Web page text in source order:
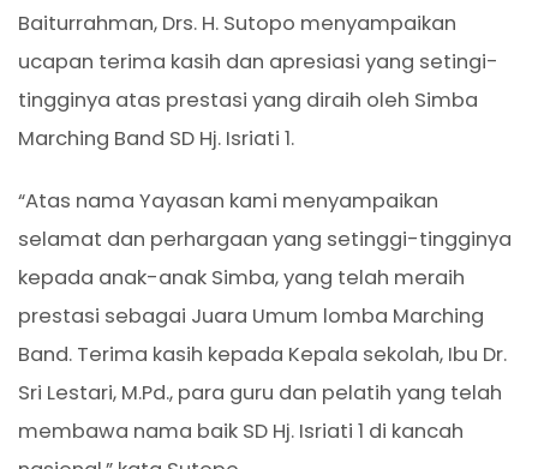
Baiturrahman, Drs. H. Sutopo menyampaikan
ucapan terima kasih dan apresiasi yang setingi-
tingginya atas prestasi yang diraih oleh Simba
Marching Band SD Hj. Isriati 1.
“Atas nama Yayasan kami menyampaikan
selamat dan perhargaan yang setinggi-tingginya
kepada anak-anak Simba, yang telah meraih
prestasi sebagai Juara Umum lomba Marching
Band. Terima kasih kepada Kepala sekolah, Ibu Dr.
Sri Lestari, M.Pd., para guru dan pelatih yang telah
membawa nama baik SD Hj. Isriati 1 di kancah